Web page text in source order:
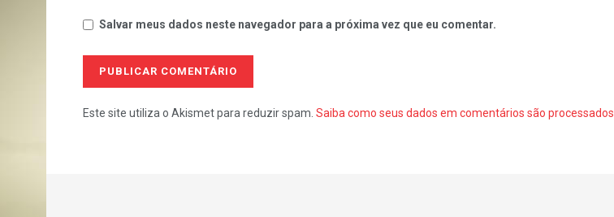
Salvar meus dados neste navegador para a próxima vez que eu comentar.
Este site utiliza o Akismet para reduzir spam. Saiba como seus dados em comentários são processados